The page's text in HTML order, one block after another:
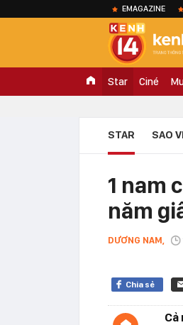
EMAGAZINE
Star Ciné
STAR SAO
1 nam
năm
DƯƠNG NAM,
Chia sẻ
Cả